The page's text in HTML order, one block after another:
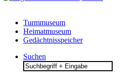
Turmmuseum
Heimatmuseum
Gedächtnisspeicher
Suchen
Search
for: